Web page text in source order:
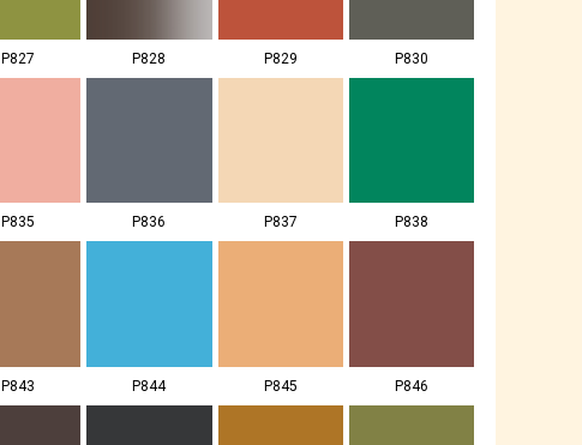
P827 P828 P829 P830
P835 P836 P837 P838
P843 P844 P845 P846